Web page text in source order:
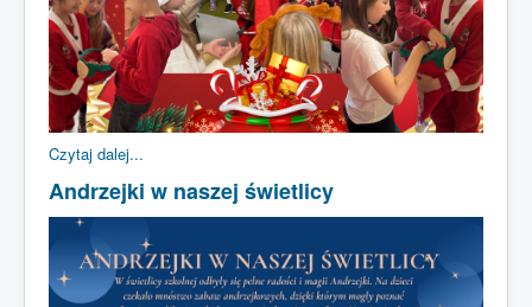
Czytaj dalej...
Andrzejki w naszej świetlicy